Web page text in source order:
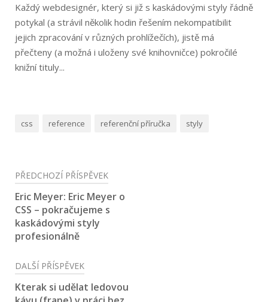
Každý webdesignér, který si již s kaskádovými styly řádně
potykal (a strávil několik hodin řešením nekompatibilit
jejich zpracování v různých prohlížečích), jistě má
přečteny (a možná i uloženy své knihovničce) pokročilé
knižní tituly...
css reference referenční příručka styly
Navigace
pro
příspěvek
PŘEDCHOZÍ PŘÍSPĚVEK
Eric Meyer: Eric Meyer o
CSS – pokračujeme s
kaskádovými styly
profesionálně
DALŠÍ PŘÍSPĚVEK
Kterak si udělat ledovou